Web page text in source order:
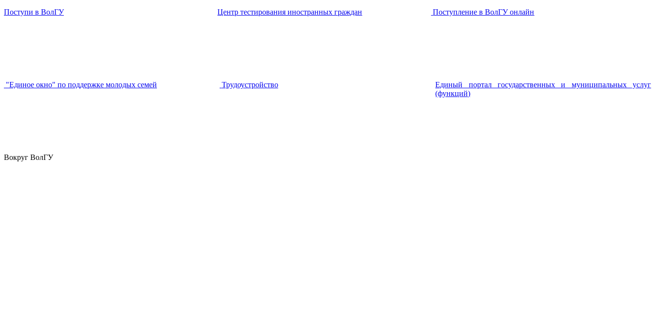
Поступи в ВолГУ Центр тестирования иностранных граждан Поступление в ВолГУ онлайн
"Единое окно" по поддержке молодых семей Трудоустройство
Единый портал государственных и муниципальных услуг
(функций)
Вокруг ВолГУ